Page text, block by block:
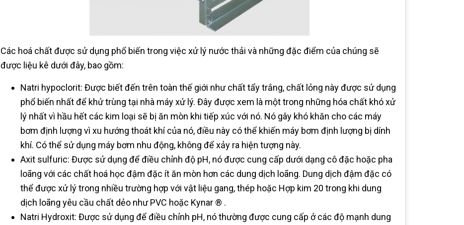
Các hoá chất được sử dụng phổ biến trong việc xử lý nước thải và những đặc điểm của chúng sẽ
được liệu kê dưới đây, bao gồm:
Natri hypoclorit: Được biết đến trên toàn thế giới như chất tẩy trắng, chất lỏng này được sử dụng
phổ biến nhất để khử trùng tại nhà máy xử lý. Đây được xem là một trong những hóa chất khó xử
lý nhất vì hầu hết các kim loại sẽ bị ăn mòn khi tiếp xúc với nó. Nó gây khó khăn cho các máy
bơm định lượng vì xu hướng thoát khí của nó, điều này có thể khiến máy bơm định lượng bị dính
khí. Có thể sử dụng máy bơm nhu động, không để xảy ra hiện tượng này.
Axit sulfuric: Được sử dụng để điều chỉnh độ pH, nó được cung cấp dưới dạng cô đặc hoặc pha
loãng với các chất hoá học đậm đặc ít ăn mòn hơn các dung dịch loãng. Dung dịch đậm đặc có
thể được xử lý trong nhiều trường hợp với vật liệu gang, thép hoặc Hợp kim 20 trong khi dung
dịch loãng yêu cầu chất dẻo như PVC hoặc Kynar ® .
Natri Hydroxit: Được sử dụng để điều chỉnh pH, ​​nó thường được cung cấp ở các độ mạnh dung